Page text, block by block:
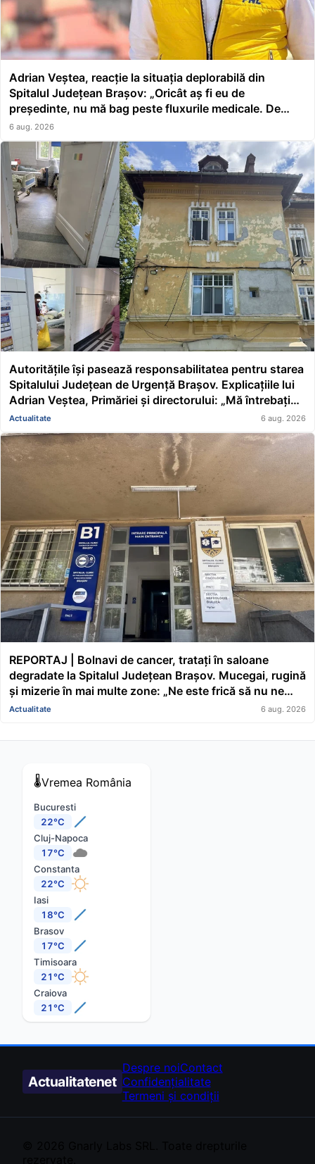
Adrian Veștea, reacție la situația deplorabilă din
Spitalul Județean Brașov: „Oricât aș fi eu de
președinte, nu mă bag peste fluxurile medicale. De
asta a făcut școală managerul”
6 aug. 2026
Autoritățile își pasează responsabilitatea pentru starea
Spitalului Județean de Urgență Brașov. Explicațiile lui
Adrian Veștea, Primăriei și directorului: „Mă întrebați
pe mine de ce nu s-au renovat în ultimii 36 de ani?”
Actualitate 6 aug. 2026
REPORTAJ | Bolnavi de cancer, tratați în saloane
degradate la Spitalul Județean Brașov. Mucegai, rugină
și mizerie în mai multe zone: „Ne este frică să nu ne
cadă tavanul în cap” FOTO/VIDEO
Actualitate 6 aug. 2026
🌡️Vremea România
Bucuresti
22°C
Cluj-Napoca
17°C
Constanta
22°C
Iasi
18°C
Brasov
17°C
Timisoara
21°C
Craiova
21°C
Actualitatenet
Despre noiContact
Confidențialitate
Termeni și condiții